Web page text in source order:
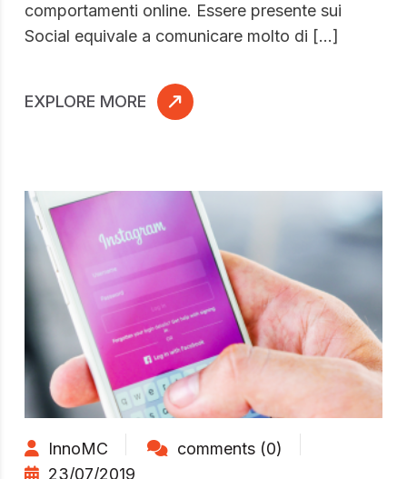
comportamenti online. Essere presente sui
Social equivale a comunicare molto di […]
EXPLORE MORE
InnoMC
comments (0)
23/07/2019